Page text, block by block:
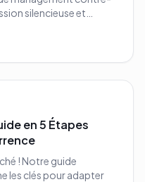
silencieuse et
en 5 Étapes
! Notre guide
les clés pour adapter